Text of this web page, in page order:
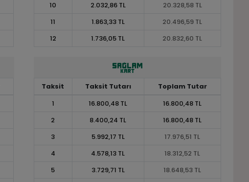
10
2.032,86 TL
20.328,58 TL
11
1.863,33 TL
20.496,59 TL
12
1.736,05 TL 20.832,60 TL
Taksit Taksit Tutarı
Toplam Tutar
1
16.800,48 TL
16.800,48 TL
2
8.400,24 TL
16.800,48 TL
3
5.992,17 TL
17.976,51 TL
4
4.578,13 TL
18.312,52 TL
5
3.729,71 TL
18.648,53 TL